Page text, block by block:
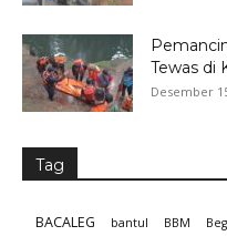
Tewas di
Desember
Tag
BACALEG bantul BBM